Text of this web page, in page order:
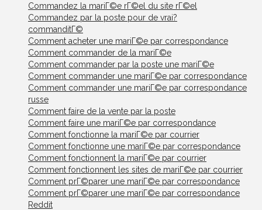
Commandez la mariГ©e rГ©el du site rГ©el
Commandez par la poste pour de vrai?
commanditГ©
Comment acheter une mariГ©e par correspondance
Comment commander de la mariГ©e
Comment commander par la poste une mariГ©e
Comment commander une mariГ©e par correspondance
Comment commander une mariГ©e par correspondance
russe
Comment faire de la vente par la poste
Comment faire une mariГ©e par correspondance
Comment fonctionne la mariГ©e par courrier
Comment fonctionne une mariГ©e par correspondance
Comment fonctionnent la mariГ©e par courrier
Comment fonctionnent les sites de mariГ©e par courrier
Comment prГ©parer une mariГ©e par correspondance
Comment prГ©parer une mariГ©e par correspondance
Reddit